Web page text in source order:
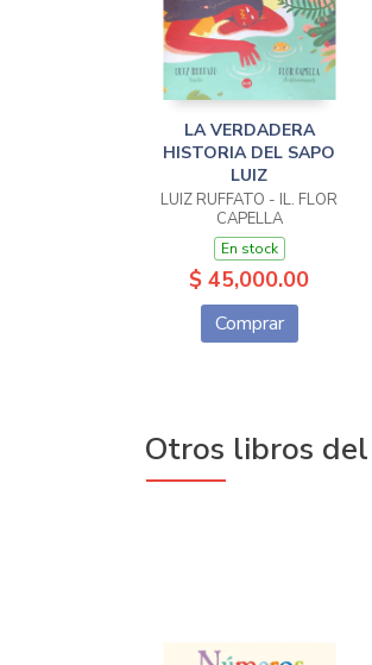
LA VERDADERA
HISTORIA DEL SAPO
LUIZ
LUIZ RUFFATO - IL. FLOR
CAPELLA
En stock
$ 45,000.00
Comprar
Otros libros